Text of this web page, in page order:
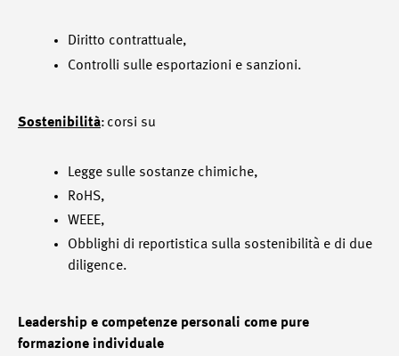
Diritto contrattuale,
Controlli sulle esportazioni e sanzioni.
Sostenibilità: corsi su
Legge sulle sostanze chimiche,
RoHS,
WEEE,
Obblighi di reportistica sulla sostenibilità e di due
diligence.
Leadership e competenze personali come pure
formazione individuale